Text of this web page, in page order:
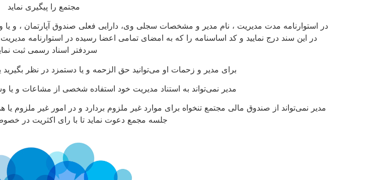
مجتمع را پیگیری نماید
در استوارنامه مدت مدیریت ، نام مدیر و مشخصات سجلی وی، دارایی فعلی صندوق آپارتمان ، و
در این سند درج نمایید و کد اساسنامه را که به امضای تمامی اعضا رسیده در استوارنامه
سردفتر اسناد رسمی ثبت
برای مدیر و زحمات او می‌توانید حق الزحمه و یا دستمزد در نظر بگیرید
مدیر نمی‌تواند به استناد مدیریت خود استفاده شخصی از مشاعات و یا
مدیر نمی‌تواند از صندوق مالی مجتمع تنخواه برای موارد غیر ملزوم بردارد و در امور غیر
جلسه مجمع دعوت نماید تا با رای اکثریت در